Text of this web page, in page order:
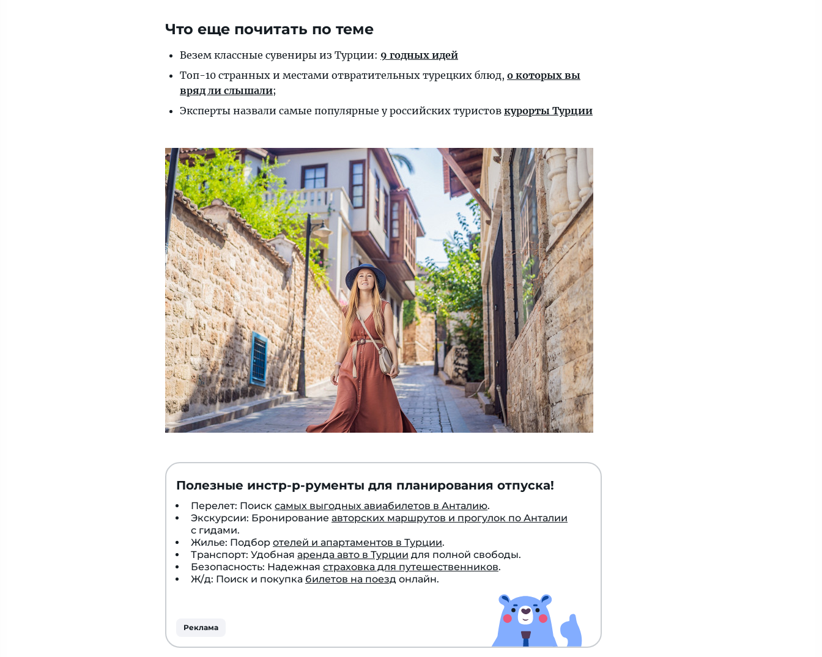
Что еще почитать по теме
Везем классные сувениры из Турции: 9 годных идей
Топ-10 странных и местами отвратительных турецких блюд, о которых вы
вряд ли слышали;
Эксперты назвали самые популярные у российских туристов курорты Турции
Полезные инстр-р-рументы для планирования отпуска!
Перелет: Поиск самых выгодных авиабилетов в Анталию.
Экскурсии: Бронирование авторских маршрутов и прогулок по Анталии
с гидами.
Жилье: Подбор отелей и апартаментов в Турции.
Транспорт: Удобная аренда авто в Турции для полной свободы.
Безопасность: Надежная страховка для путешественников.
Ж/д: Поиск и покупка билетов на поезд онлайн.
Реклама